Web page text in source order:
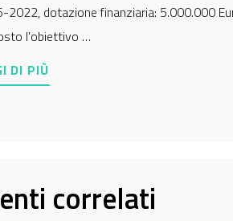
2022, dotazione finanziaria: 5.000.000
l'obiettivo …
DI PIÙ
correlati